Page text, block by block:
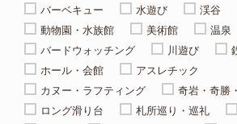
バーベキュー
水遊び
渓谷
動物園・水族館
美術館 温泉
バードウォッチング
川遊び
ホール・会館
アスレチック
カヌー・ラフティング
奇岩・奇勝
ロング滑り台
札所巡り・巡礼